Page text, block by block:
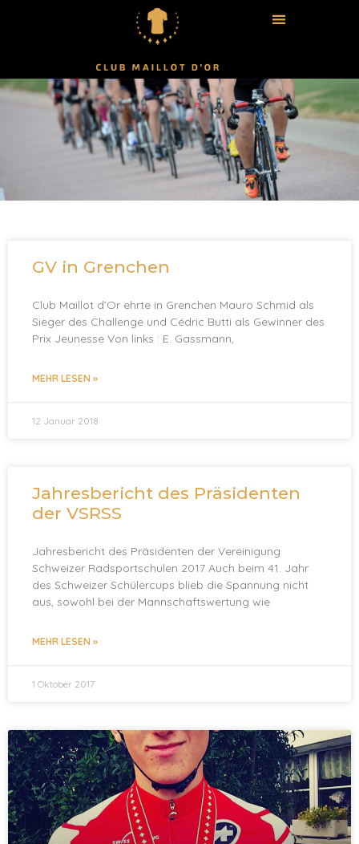
GV in Grenchen
Club Maillot d’Or ehrte in Grenchen Mauro Schmid als
Sieger des Challenge und Cédric Butti als Gewinner des
Prix Jeunesse Von links : E. Gassmann,
MEHR LESEN »
12 Januar 2018
Jahresbericht des Präsidenten
der VSRSS
Jahresbericht des Präsidenten der Vereinigung
Schweizer Radsportschulen 2017 Auch beim 41. Jahr
des Schweizer Schülercups blieb die Spannung nicht
aus, sowohl bei der Mannschaftswertung wie
MEHR LESEN »
1 Oktober 2017